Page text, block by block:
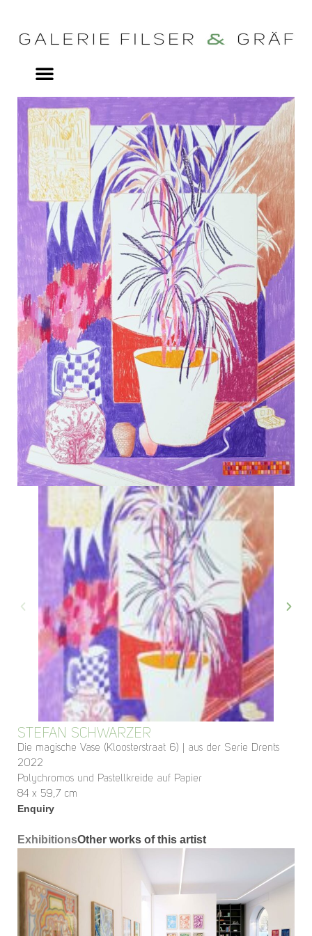
STEFAN SCHWARZER
Die magische Vase (Kloosterstraat 6) | aus der Serie Drents
2022
Polychromos und Pastellkreide auf Papier
84 x 59,7 cm
Enquiry
ExhibitionsOther works of this artist